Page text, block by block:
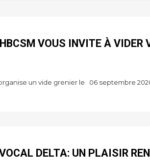
VOUS INVITE À VIDER
organise un vide grenier le 06 septembre
DELTA: UN PLAISIR